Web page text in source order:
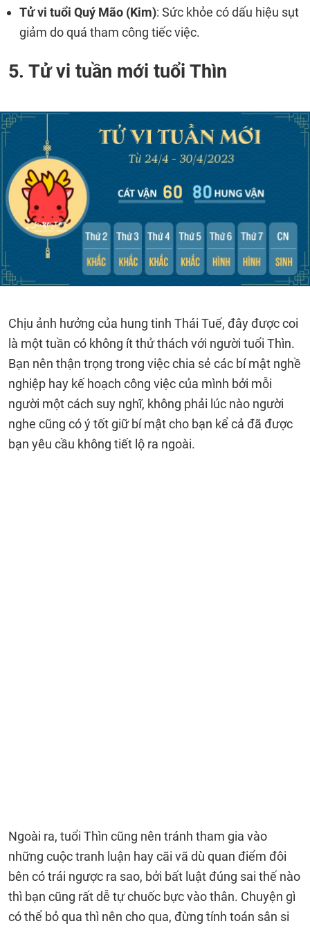
Tử vi tuổi Quý Mão (Kim): Sức khỏe có dấu hiệu sụt
giảm do quá tham công tiếc việc.
5. Tử vi tuần mới tuổi Thìn
Chịu ảnh hưởng của hung tinh Thái Tuế, đây được coi
là một tuần có không ít thử thách với người tuổi Thìn.
Bạn nên thận trọng trong việc chia sẻ các bí mật nghề
nghiệp hay kế hoạch công việc của mình bởi mỗi
người một cách suy nghĩ, không phải lúc nào người
nghe cũng có ý tốt giữ bí mật cho bạn kể cả đã được
bạn yêu cầu không tiết lộ ra ngoài.
Ngoài ra, tuổi Thìn cũng nên tránh tham gia vào
những cuộc tranh luận hay cãi vã dù quan điểm đôi
bên có trái ngược ra sao, bởi bất luật đúng sai thế nào
thì bạn cũng rất dễ tự chuốc bực vào thân. Chuyện gì
có thể bỏ qua thì nên cho qua, đừng tính toán sân si